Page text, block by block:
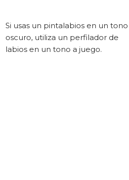
Si usas un pintalabios en un tono
oscuro, utiliza un perfilador de
labios en un tono a juego.